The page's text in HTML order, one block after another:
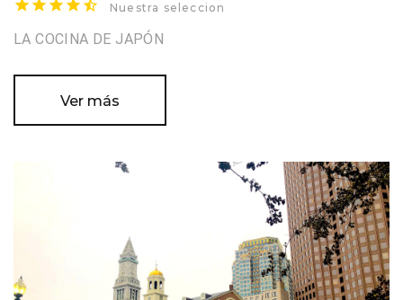
Nuestra seleccion
LA COCINA DE JAPÓN
Ver más